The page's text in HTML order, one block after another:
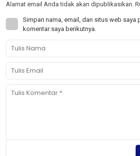
Alamat email Anda tidak akan dipublikasikan.
Simpan nama, email, dan situs web saya
komentar saya berikutnya.